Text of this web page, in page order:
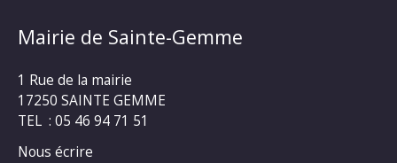
Mairie de Sainte-Gemme
1 Rue de la mairie
17250 SAINTE GEMME
TEL : 05 46 94 71 51
Nous écrire